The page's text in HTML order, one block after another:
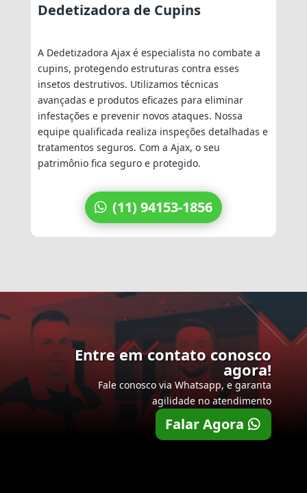
Dedetizadora de Cupins
A Dedetizadora Ajax é especialista no combate a
cupins, protegendo estruturas contra esses
insetos destrutivos. Utilizamos técnicas
avançadas e produtos eficazes para eliminar
infestações e prevenir novos ataques. Nossa
equipe qualificada realiza inspeções detalhadas e
tratamentos seguros. Com a Ajax, o seu
patrimônio fica seguro e protegido.
(11) 94153-1856
Entre em contato conosco
agora!
Fale conosco via Whatsapp, e garanta
agilidade no atendimento
Falar Agora